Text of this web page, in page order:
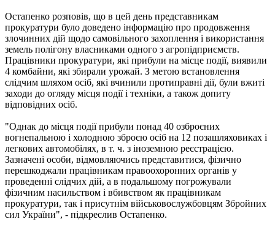
Остапенко розповів, що в цей день представникам
прокуратури було доведено інформацію про продовження
злочинних дій щодо самовільного захоплення і використання
земель полігону власниками одного з агропідприємств.
Працівники прокуратури, які прибули на місце події, виявили
4 комбайни, які збирали урожай. З метою встановлення
слідчим шляхом осіб, які вчинили протиправні дії, були вжиті
заходи до огляду місця події і техніки, а також допиту
відповідних осіб.
"Однак до місця події прибули понад 40 озброєних
вогнепальною і холодною зброєю осіб на 12 позашляховиках і
легкових автомобілях, в т. ч. з іноземною реєстрацією.
Зазначені особи, відмовляючись представитися, фізично
перешкоджали працівникам правоохоронних органів у
проведенні слідчих дій, а в подальшому погрожували
фізичним насильством і вбивством як працівникам
прокуратури, так і присутнім військовослужбовцям Збройних
сил України", - підкреслив Остапенко.